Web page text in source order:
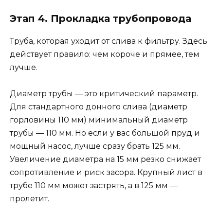
Этап 4. Прокладка трубопровода
Труба, которая уходит от слива к фильтру. Здесь
действует правило: чем короче и прямее, тем
лучше.
Диаметр трубы — это критический параметр.
Для стандартного донного слива (диаметр
горловины 110 мм) минимальный диаметр
трубы — 110 мм. Но если у вас большой пруд и
мощный насос, лучше сразу брать 125 мм.
Увеличение диаметра на 15 мм резко снижает
сопротивление и риск засора. Крупный лист в
трубе 110 мм может застрять, а в 125 мм —
пролетит.